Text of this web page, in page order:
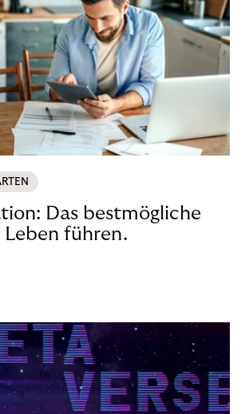
Das bestmögliche
führen.